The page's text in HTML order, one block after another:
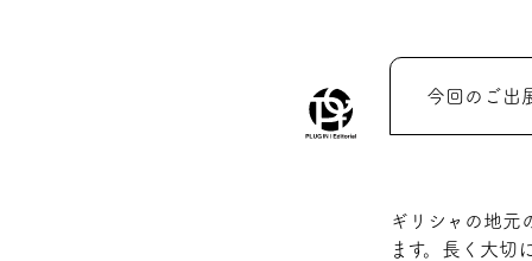
今回のご出
ギリシャの地元
ます。長く大切